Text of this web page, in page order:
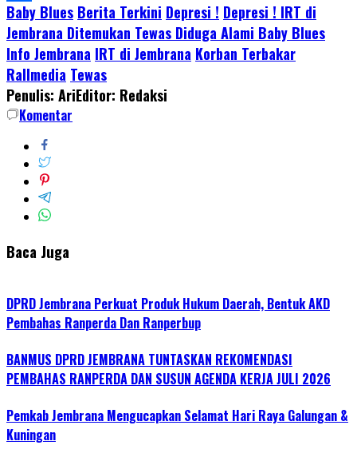
Share
Baby Blues Berita Terkini Depresi ! Depresi ! IRT di
Jembrana Ditemukan Tewas Diduga Alami Baby Blues
Info Jembrana IRT di Jembrana Korban Terbakar
Rallmedia Tewas
Penulis: AriEditor: Redaksi
Komentar
Baca Juga
DPRD Jembrana Perkuat Produk Hukum Daerah, Bentuk AKD
Pembahas Ranperda Dan Ranperbup
BANMUS DPRD JEMBRANA TUNTASKAN REKOMENDASI
PEMBAHAS RANPERDA DAN SUSUN AGENDA KERJA JULI 2026
Pemkab Jembrana Mengucapkan Selamat Hari Raya Galungan &
Kuningan